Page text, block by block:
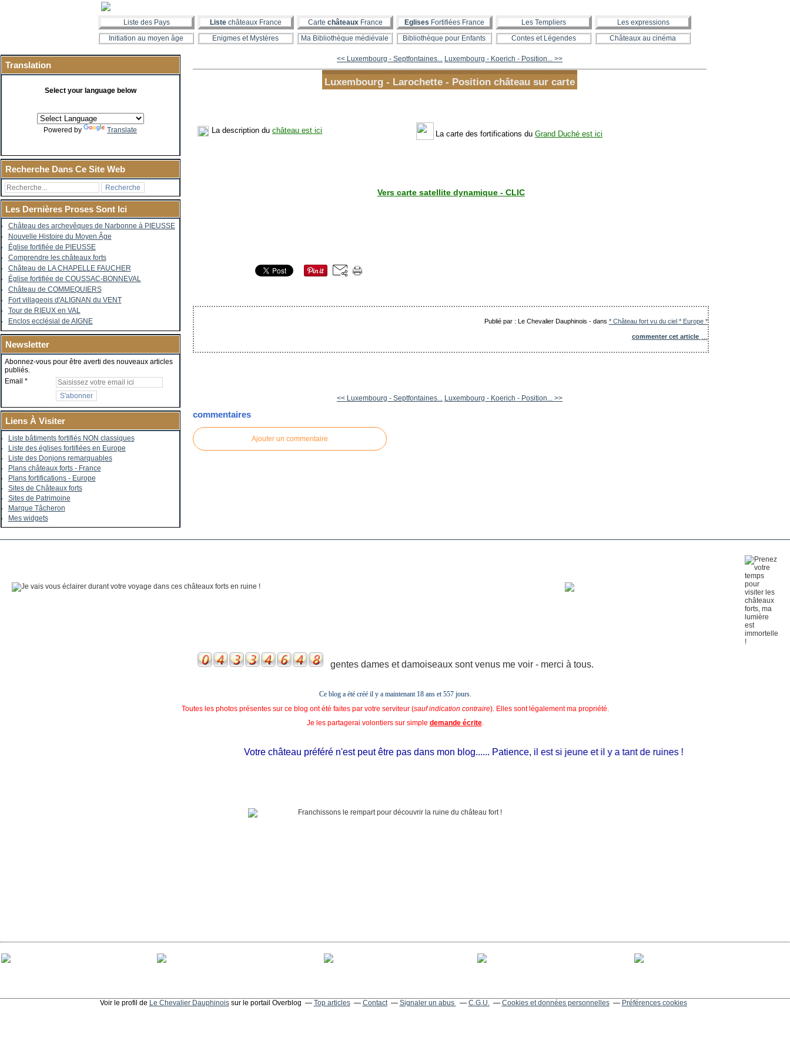
Liste des Pays Liste châteaux France Carte châteauxFrance Eglises Fortifiées France Les Templiers
Les expressions
Initiation au moyen âge
Enigmes et Mystères Ma Bibliothèque médiévale Bibliothèque pour Enfants Contes et Légendes Châteaux au cinéma
Translation
Select your language below
Powered by Translate
Recherche Dans Ce Site Web
Les Dernières Proses Sont Ici
Château des archevêques de Narbonne à PIEUSSE
Nouvelle Histoire du Moyen Âge
Église fortifiée de PIEUSSE
Comprendre les châteaux forts
Château de LA CHAPELLE FAUCHER
Église fortifiée de COUSSAC-BONNEVAL
Château de COMMEQUIERS
Fort villageois d'ALIGNAN du VENT
Tour de RIEUX en VAL
Enclos ecclésial de AIGNE
Newsletter
Abonnez-vous pour être averti des nouveaux articles
publiés.
Email
Liens À Visiter
Liste bâtiments fortifiés NON classiques
Liste des églises fortifiées en Europe
Liste des Donjons remarquables
Plans châteaux forts - France
Plans fortifications - Europe
Sites de Châteaux forts
Sites de Patrimoine
Marque Tâcheron
Mes widgets
<< Luxembourg - Septfontaines... Luxembourg - Koerich - Position... >>
Luxembourg - Larochette - Position château sur carte
La description duchâteau est ici La carte des fortifications duGrand Duché est ici
Vers carte satellite dynamique - CLIC
Publié par : Le Chevalier Dauphinois -dans * Château fort vu du ciel * Europe *
commenter cet article
<< Luxembourg - Septfontaines... Luxembourg - Koerich - Position... >>
commentaires
Ajouter un commentaire
gentes dames et damoiseaux sont venus me voir - merci à tous.
Ce blog a été créé il y a maintenant 18 ans et557 jours.
Toutes les photos présentes sur ce blog ont été faites par votre serviteur (sauf indication contraire). Elles sont légalement ma propriété.
Je les partagerai volontiers sur simple demande écrite.
Votre château préféré n'est peut être pas dans mon blog...... Patience, il est si jeune et il y a tant de ruines !
Voir le profil de Le Chevalier Dauphinoissur le portail Overblog Top articles Contact Signaler un abus C.G.U. Cookies et données personnelles Préférences cookies